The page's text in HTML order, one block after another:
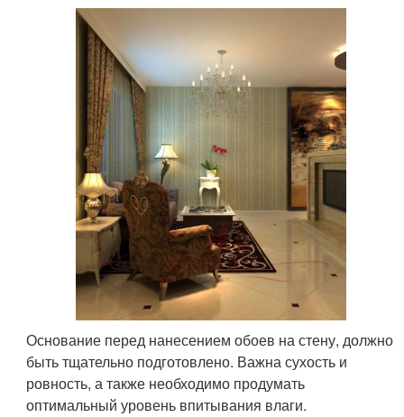
Основание перед нанесением обоев на стену, должно
быть тщательно подготовлено. Важна сухость и
ровность, а также необходимо продумать
оптимальный уровень впитывания влаги.